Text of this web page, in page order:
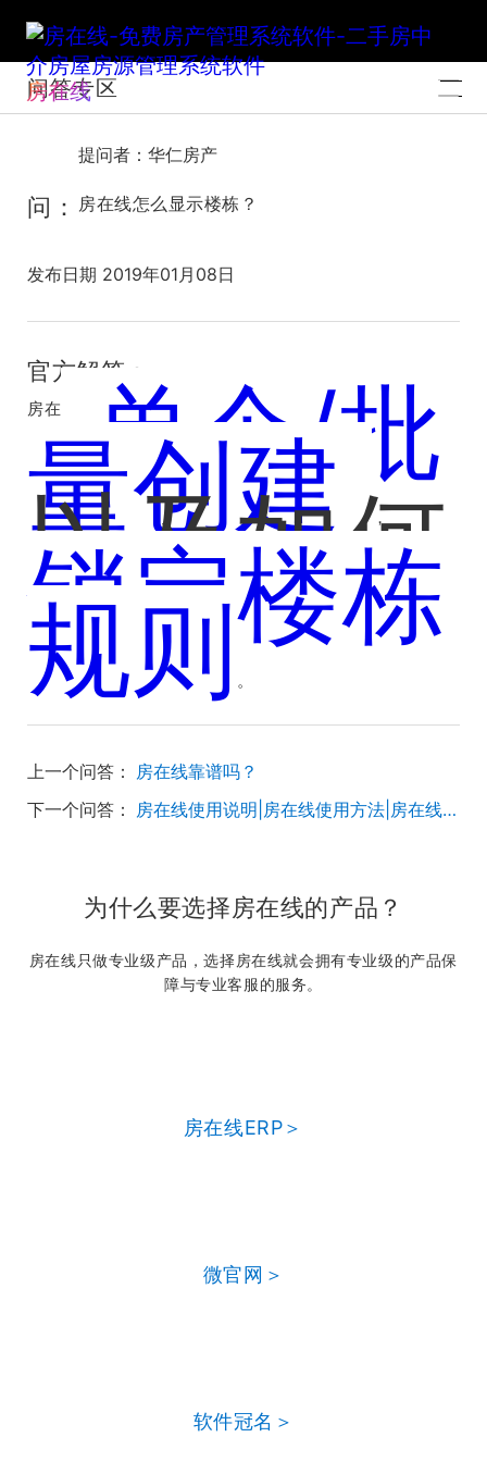
房在线
问答专区
提问者：华仁房产
问： 房在线怎么显示楼栋？
发布日期 2019年01月08日
官方解答：
房在线楼盘字典创建楼栋方法可以点
击：单个/批
量创建，
以及如何
锁定楼栋
规则。
上一个问答： 房在线靠谱吗？
下一个问答：
房在线使用说明|房在线使用方法|房在线使用教程
为什么要选择房在线的产品？
房在线只做专业级产品，选择房在线就会拥有专业级的产品保
障与专业客服的服务。
房在线ERP＞
微官网＞
软件冠名＞